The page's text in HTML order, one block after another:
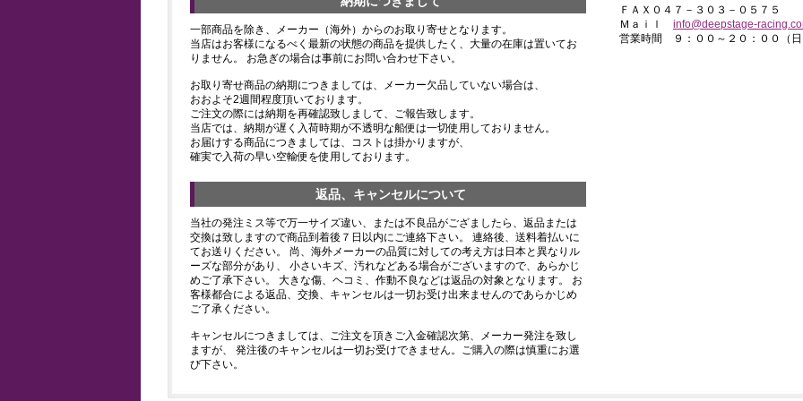
一部商品を除き、メーカー（海外）からのお取り寄せとなります。
当店はお客様になるべく最新の状態の商品を提供したく、大量の在庫は置いてお
りません。 お急ぎの場合は事前にお問い合わせ下さい。
お取り寄せ商品の納期につきましては、メーカー欠品していない場合は、
おおよそ2週間程度頂いております。
ご注文の際には納期を再確認致しまして、ご報告致します。
当店では、納期が遅く入荷時期が不透明な船便は一切使用しておりません。
お届けする商品につきましては、コストは掛かりますが、
確実で入荷の早い空輸便を使用しております。
返品、キャンセルについて
当社の発注ミス等で万一サイズ違い、または不良品がござましたら、返品または
交換は致しますので商品到着後７日以内にご連絡下さい。 連絡後、送料着払いに
てお送りください。 尚、海外メーカーの品質に対しての考え方は日本と異なりル
ーズな部分があり、 小さいキズ、汚れなどある場合がございますので、あらかじ
めご了承下さい。 大きな傷、ヘコミ、作動不良などは返品の対象となります。 お
客様都合による返品、交換、キャンセルは一切お受け出来ませんのであらかじめ
ご了承ください。
キャンセルにつきましては、ご注文を頂きご入金確認次第、メーカー発注を致し
ますが、 発注後のキャンセルは一切お受けできません。ご購入の際は慎重にお選
び下さい。
ＦＡＸ０４７－３０３－０５７５
Ｍａｉｌ info@deepstage-
営業時間 ９：００～２０：００（日